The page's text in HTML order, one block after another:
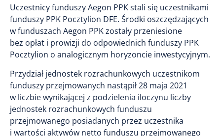
Uczestnicy funduszy Aegon PPK stali się uczestnikami
funduszy PPK Pocztylion DFE. Środki oszczędzających
w funduszach Aegon PPK zostały przeniesione
bez opłat i prowizji do odpowiednich funduszy PPK
Pocztylion o analogicznym horyzoncie inwestycyjnym.
Przydział jednostek rozrachunkowych uczestnikom
funduszy przejmowanych nastąpił 28 maja 2021
w liczbie wynikającej z podzielenia iloczynu liczby
jednostek rozrachunkowych funduszu
przejmowanego posiadanych przez uczestnika
i wartości aktywów netto funduszu przejmowanego